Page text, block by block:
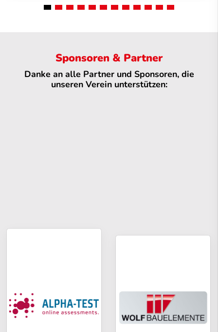
Sponsoren & Partner
Danke an alle Partner und Sponsoren, die
unseren Verein unterstützen: